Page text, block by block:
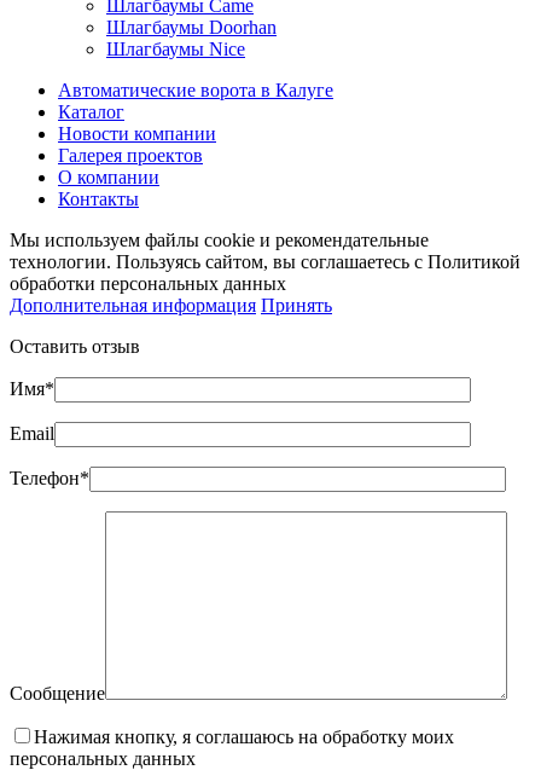
Шлагбаумы Came
Шлагбаумы Doorhan
Шлагбаумы Nice
Автоматические ворота в Калуге
Каталог
Новости компании
Галерея проектов
О компании
Контакты
Мы используем файлы cookie и рекомендательные
технологии. Пользуясь сайтом, вы соглашаетесь с Политикой
обработки персональных данных
Дополнительная информация Принять
Оставить отзыв
Имя*
Email
Телефон*
Сообщение
Нажимая кнопку, я соглашаюсь на обработку моих
персональных данных